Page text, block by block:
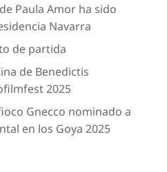
Paula Amor ha sido
Navarra
de partida
de Benedictis
2025
Gnecco nominado a
en los Goya 2025